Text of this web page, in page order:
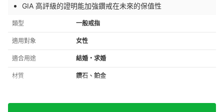
GIA 高評級的證明能加強鑽戒在未來的保值性
類型 一般戒指
適用對象 女性
適合用途 結婚・求婚
材質 鑽石、鉑金